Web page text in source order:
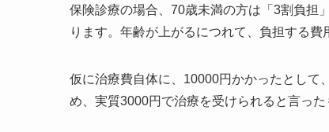
保険診療の場合、70歳未満の方は「3割負担
ります。年齢が上がるにつれて、負担する費
仮に治療費自体に、10000円かかったとして
め、実質3000円で治療を受けられると言った